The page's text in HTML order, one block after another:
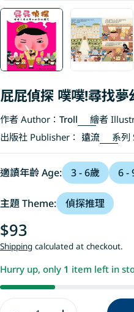
屁屁偵探 噗噗!尋找夢
作者 Author： Troll 繪者
出版社 Publisher： 遠流 系列
適讀年齡 Age: 3 - 6歲 6 -
主題 Theme: 偵探推理
Regular
price
$93
Shipping calculated at checkout.
Hurry up, only 1 item left in